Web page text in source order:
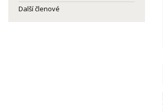
Další členové